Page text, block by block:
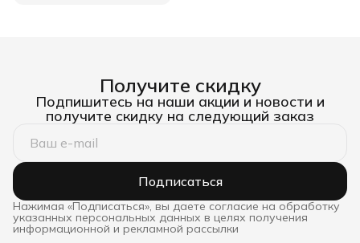
Получите скидку
Подпишитесь на наши акции и новости и
получите скидку на следующий заказ
Подписаться
Нажимая «Подписаться», вы даете согласие на обработку
указанных персональных данных в целях получения
информационной и рекламной рассылки